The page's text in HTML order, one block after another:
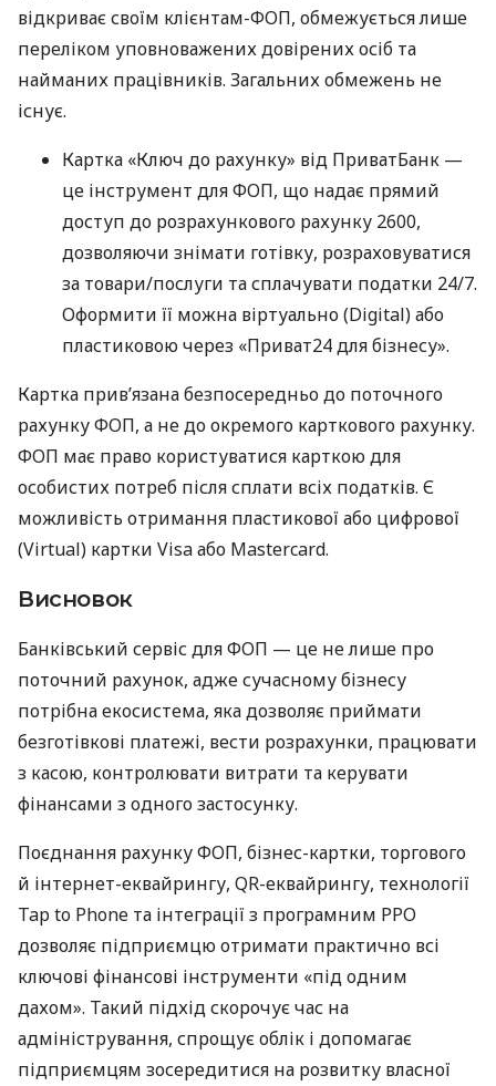
відкриває своїм клієнтам-ФОП, обмежується лише
переліком уповноважених довірених осіб та
найманих працівників. Загальних обмежень не
існує.
Картка «Ключ до рахунку» від ПриватБанк —
це інструмент для ФОП, що надає прямий
доступ до розрахункового рахунку 2600,
дозволяючи знімати готівку, розраховуватися
за товари/послуги та сплачувати податки 24/7.
Оформити її можна віртуально (Digital) або
пластиковою через «Приват24 для бізнесу».
Картка прив’язана безпосередньо до поточного
рахунку ФОП, а не до окремого карткового рахунку.
ФОП має право користуватися карткою для
особистих потреб після сплати всіх податків. Є
можливість отримання пластикової або цифрової
(Virtual) картки Visa або Mastercard.
Висновок
Банківський сервіс для ФОП — це не лише про
поточний рахунок, адже сучасному бізнесу
потрібна екосистема, яка дозволяє приймати
безготівкові платежі, вести розрахунки, працювати
з касою, контролювати витрати та керувати
фінансами з одного застосунку.
Поєднання рахунку ФОП, бізнес-картки, торгового
й інтернет-еквайрингу, QR-еквайрингу, технології
Tap to Phone та інтеграції з програмним РРО
дозволяє підприємцю отримати практично всі
ключові фінансові інструменти «під одним
дахом». Такий підхід скорочує час на
адміністрування, спрощує облік і допомагає
підприємцям зосередитися на розвитку власної